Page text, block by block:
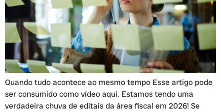
Quando tudo acontece ao mesmo tempo Esse artigo pode
ser consumido como vídeo aqui. Estamos tendo uma
verdadeira chuva de editais da área fiscal em 2026! Se